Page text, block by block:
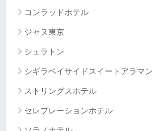
コンラッドホテル
ジャヌ東京
シェラトン
シギラベイサイドスイートアラマ
ストリングスホテル
セレブレーションホテル